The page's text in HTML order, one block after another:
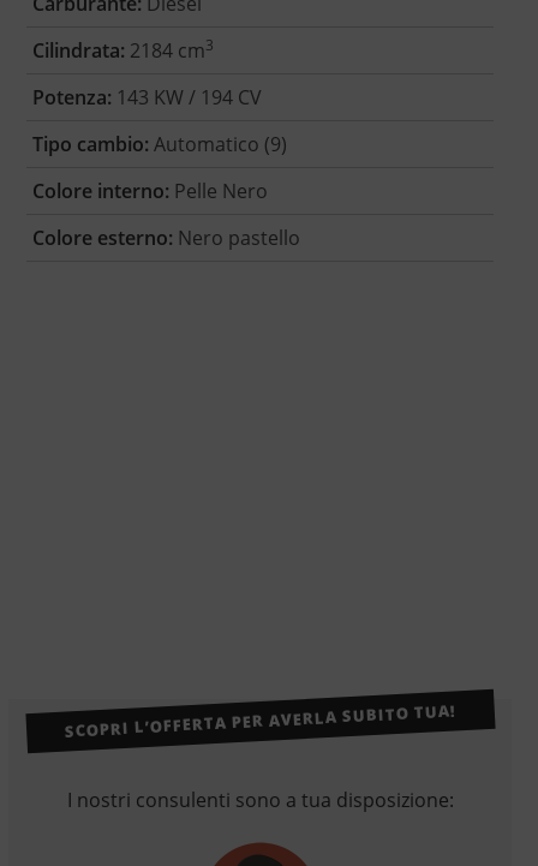
Cilindrata: 2184 cm3
Potenza: 143 KW / 194 CV
Tipo cambio: Automatico (9)
Colore interno: Pelle Nero
Colore esterno: Nero pastello
SCOPRI L’OFFERTA PER AVERLA SUBITO TUA!
I nostri consulenti sono a tua disposizione: